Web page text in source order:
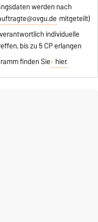
werden nach
mitgeteilt)
individuelle
bis zu 5 CP erlangen
finden Sie hier.